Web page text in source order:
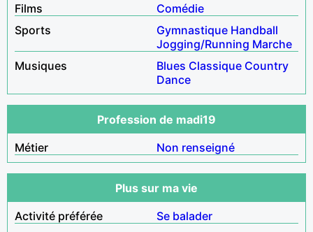
Films
Comédie
Sports
Gymnastique Handball
Jogging/Running Marche
Musiques
Blues Classique Country
Dance
Profession de madi19
Métier
Non renseigné
Plus sur ma vie
Activité préférée
Se balader